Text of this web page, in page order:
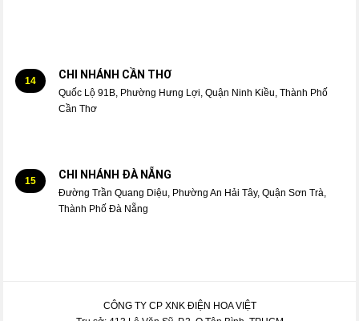
14 CHI NHÁNH CẦN THƠ
Quốc Lộ 91B, Phường Hưng Lợi, Quận Ninh Kiều, Thành Phố
Cần Thơ
15 CHI NHÁNH ĐÀ NẴNG
Đường Trần Quang Diệu, Phường An Hải Tây, Quận Sơn Trà,
Thành Phố Đà Nẵng
CÔNG TY CP XNK ĐIỆN HOA VIỆT